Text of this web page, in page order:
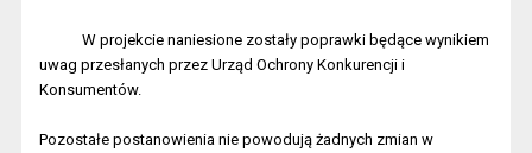
W projekcie naniesione zostały poprawki będące wynikiem
uwag przesłanych przez Urząd Ochrony Konkurencji i
Konsumentów.
Pozostałe postanowienia nie powodują żadnych zmian w